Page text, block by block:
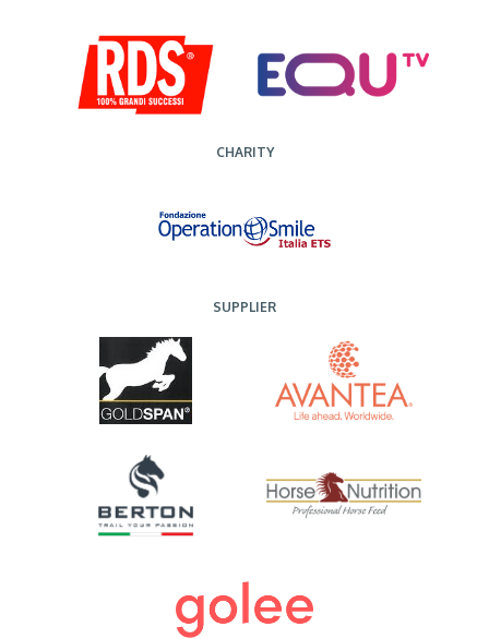
CHARITY
SUPPLIER